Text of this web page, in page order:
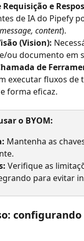
e
de IA do Pipefy
content).
(Vision):
ou documento em
de
executar fluxos de
forma eficaz.
o BYOM:
Mantenha as
Verifique as
para evitar